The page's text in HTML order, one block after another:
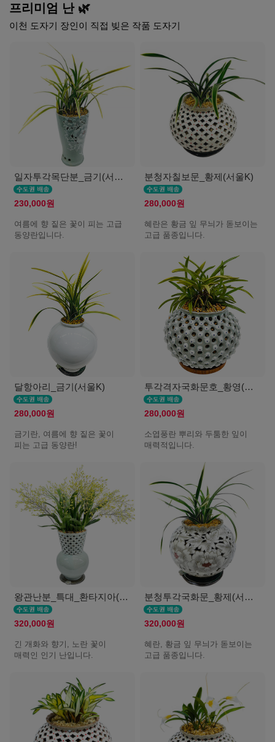
프리미엄 난 🌿
이천 도자기 장인이 직접 빚은 작품 도자기
일자투각목단분_금기(서울K)
230,000원
여름에 향 짙은 꽃이 피는 고급
동양란입니다.
분청자칠보문_황제(서울K)
280,000원
혜란은 황금 잎 무늬가 돋보이는
고급 품종입니다.
달항아리_금기(서울K)
280,000원
금기란, 여름에 향 짙은 꽃이
피는 고급 동양란!
투각격자국화문호_황영(서울K)
280,000원
소엽풍란 뿌리와 두툼한 잎이
매력적입니다.
왕관난분_특대_환타지아(서울K)
320,000원
긴 개화와 향기, 노란 꽃이
매력인 인기 난입니다.
분청투각국화문_황제(서울K)
320,000원
혜란, 황금 잎 무늬가 돋보이는
고급 품종입니다.